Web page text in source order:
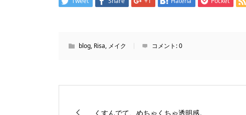
blog, Risa, メイク コメント:0
くすんでて、めちゃくちゃ透明感。